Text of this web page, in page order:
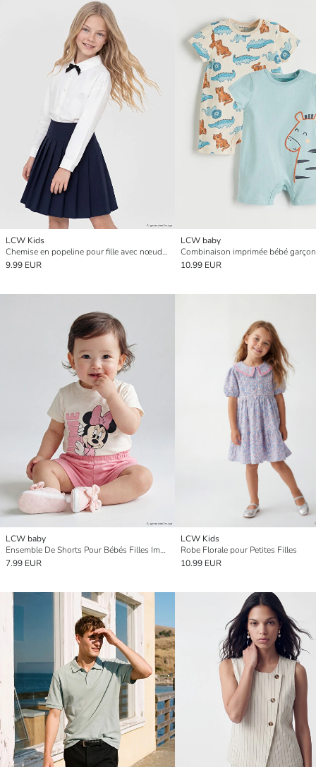
LCW Kids
Chemise en popeline pour fille avec nœud détaillé
9.99 EUR
LCW baby
10.99 EUR
LCW baby
Ensemble De Shorts Pour Bébés Filles Imprimé Minnie Mouse
7.99 EUR
LCW Kids
Robe Florale pour Petites Filles
10.99 EUR